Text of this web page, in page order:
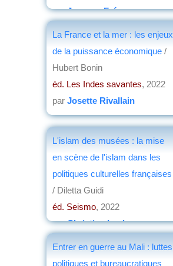
parJacques Frémeaux
La France et la mer : les enjeux
de la puissance économique /
Hubert Bonin
éd. Les Indes savantes, 2022
par Josette Rivallain
L'islam des musées : la mise
en scène de l'islam dans les
politiques culturelles françaises
/ Diletta Guidi
éd. Seismo, 2022
parChristian Lochon
Entrer en guerre au Mali : luttes
politiques et bureaucratiques